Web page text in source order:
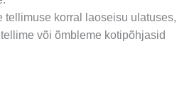
tellimuse korral laoseisu ulatuses,
või õmbleme kotipõhjasid